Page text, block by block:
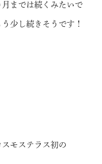
までは続くみたいで
少し続きそうです！
モステラス初の